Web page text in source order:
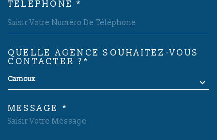
TÉLÉPHONE *
QUELLE AGENCE SOUHAITEZ-VOUS
CONTACTER ?*
Carnoux
MESSAGE *